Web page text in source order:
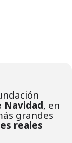
Navidad, en
grandes
reales